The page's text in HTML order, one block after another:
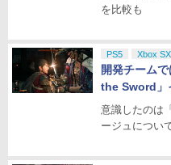
を比較も
PS5 Xbox SX
開発チーム
the Sword」
意識したのは
ージュについ